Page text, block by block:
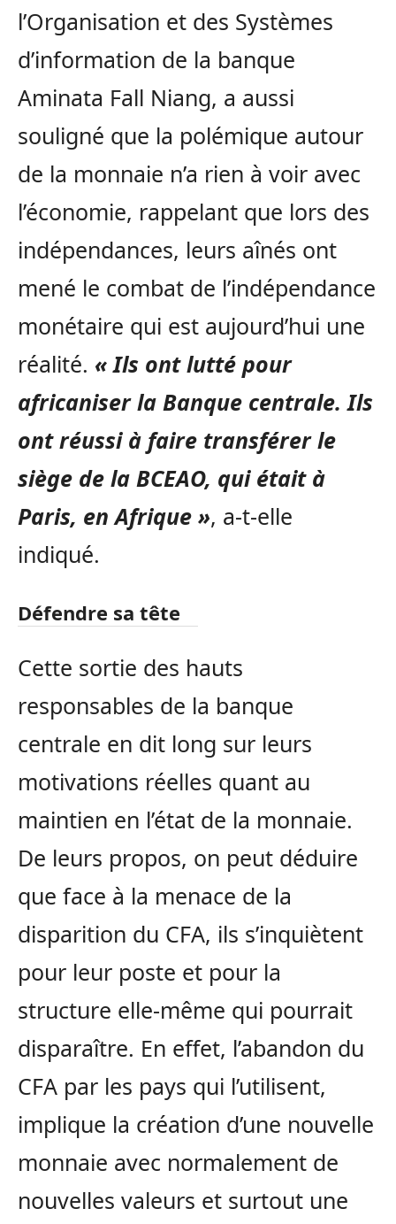
l’Organisation et des Systèmes
d’information de la banque
Aminata Fall Niang, a aussi
souligné que la polémique autour
de la monnaie n’a rien à voir avec
l’économie, rappelant que lors des
indépendances, leurs aînés ont
mené le combat de l’indépendance
monétaire qui est aujourd’hui une
réalité. « Ils ont lutté pour
africaniser la Banque centrale. Ils
ont réussi à faire transférer le
siège de la BCEAO, qui était à
Paris, en Afrique », a-t-elle
indiqué.
Défendre sa tête
Cette sortie des hauts
responsables de la banque
centrale en dit long sur leurs
motivations réelles quant au
maintien en l’état de la monnaie.
De leurs propos, on peut déduire
que face à la menace de la
disparition du CFA, ils s’inquiètent
pour leur poste et pour la
structure elle-même qui pourrait
disparaître. En effet, l’abandon du
CFA par les pays qui l’utilisent,
implique la création d’une nouvelle
monnaie avec normalement de
nouvelles valeurs et surtout une